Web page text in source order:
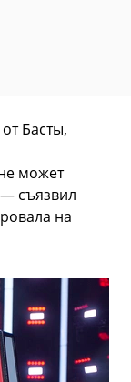
Басты,
может
— съязвил
на